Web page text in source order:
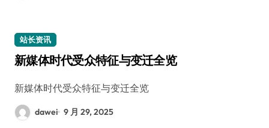
站长资讯
新媒体时代受众特征与变迁全览
新媒体时代受众特征与变迁全览
dawei 9 月 29, 2025